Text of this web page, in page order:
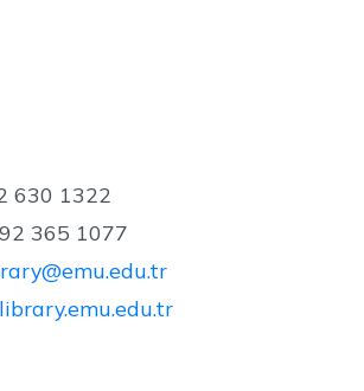
630 1322
365 1077